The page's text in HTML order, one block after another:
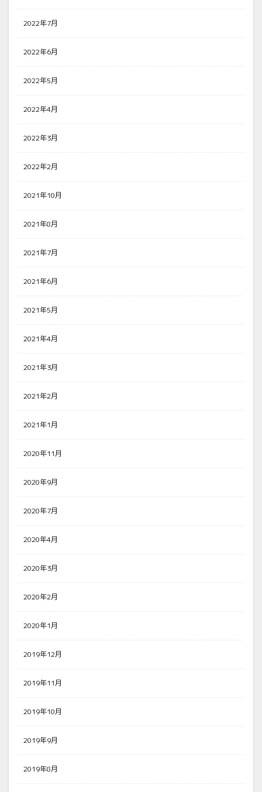
2022年7月
2022年6月
2022年5月
2022年4月
2022年3月
2022年2月
2021年10月
2021年8月
2021年7月
2021年6月
2021年5月
2021年4月
2021年3月
2021年2月
2021年1月
2020年11月
2020年9月
2020年7月
2020年4月
2020年3月
2020年2月
2020年1月
2019年12月
2019年11月
2019年10月
2019年9月
2019年8月